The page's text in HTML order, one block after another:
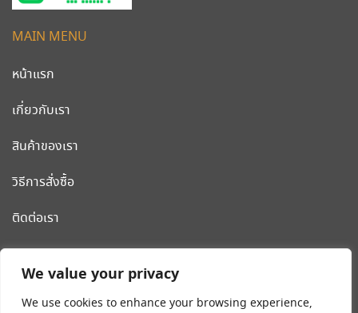
We value your privacy
We use cookies to enhance your browsing experience,
โรงงานผลิต รถเข็นสแตนเลส รถเข็นโรงแรม เครื่องมือและอุปกรณ์
MAIN MENU
หน้าแรก
เกี่ยวกับเรา
สินค้าของเรา
วิธีการสั่งซื้อ
ติดต่อเรา